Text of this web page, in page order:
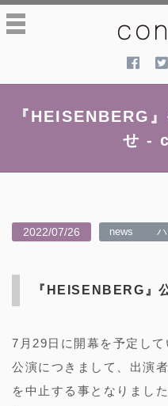
toggle
navigation
『HEISENBERG
せ -
2022/07/26 news
『HEISENBERG』
7月29日に開幕を予定し
公演につきまして、出演
を中止する事となりまし